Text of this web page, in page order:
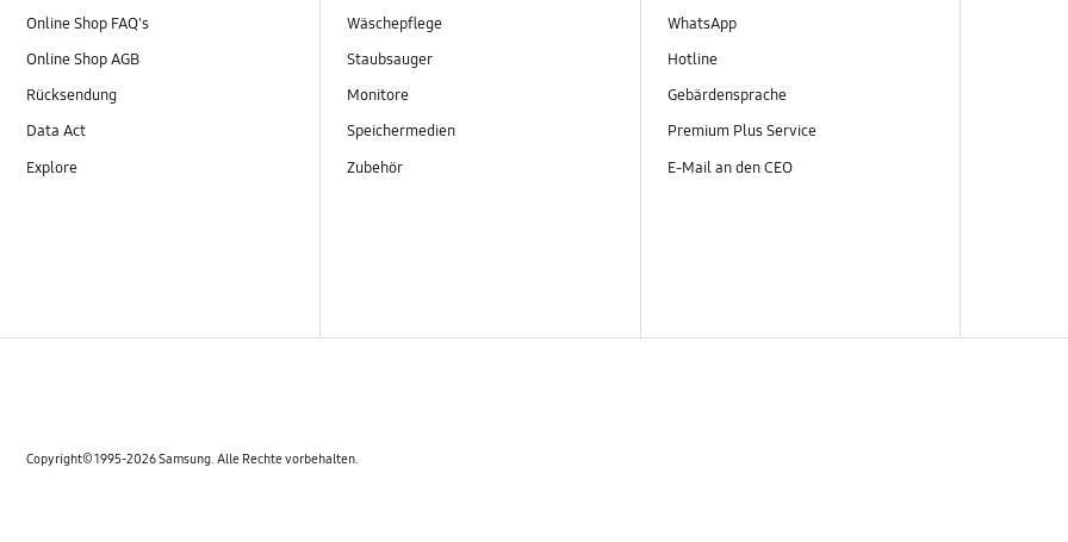
Online Shop FAQ's
Online Shop AGB
Rücksendung
Data Act
Explore
Wäschepflege
Staubsauger
Monitore
Speichermedien
Zubehör
WhatsApp
Hotline
Gebärdensprache
Premium Plus Service
E-Mail an den CEO
Copyright© 1995-2026 Samsung. Alle Rechte vorbehalten.